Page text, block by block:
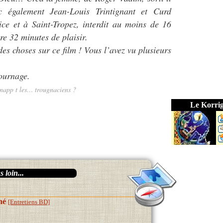
Jean-Louis Trintignant et Curd
et à Saint-Tropez, interdit au moins de 16
32 minutes de plaisir.
choses sur ce film ! Vous l’avez vu plusieurs
t les… trougnaciens ?
Le
loin...
[Entretiens BD]